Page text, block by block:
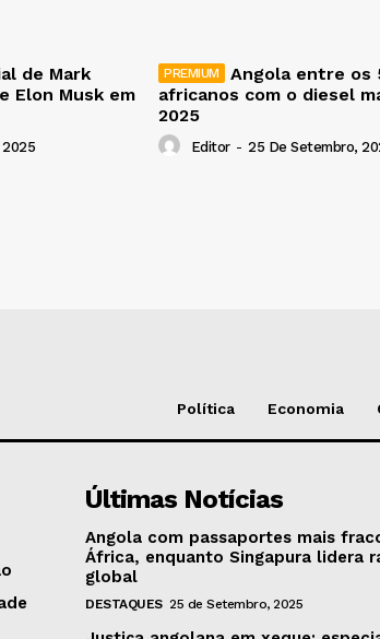
de Mark
Elon Musk em
Angola entre os
africanos com o diesel
2025
Editor - 25 De Setembro,
Política Economia
Últimas Notícias
Angola com passaportes mais
África, enquanto Singapura lidera
global
DESTAQUES 25 de Setembro, 2025